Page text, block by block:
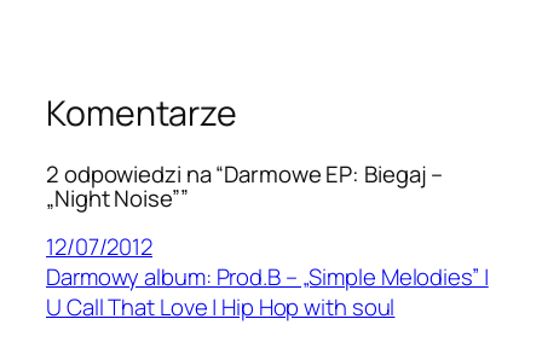
Komentarze
2 odpowiedzi na “Darmowe EP: Biegaj –
„Night Noise””
12/07/2012
Darmowy album: Prod.B – „Simple Melodies” |
U Call That Love | Hip Hop with soul